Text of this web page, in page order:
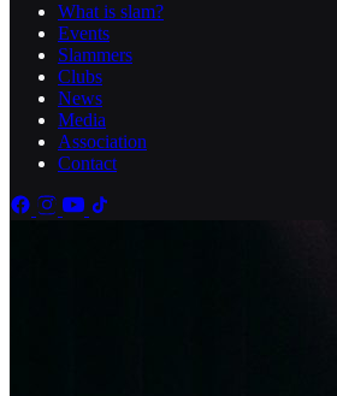
What is slam?
Events
Slammers
Clubs
News
Media
Association
Contact